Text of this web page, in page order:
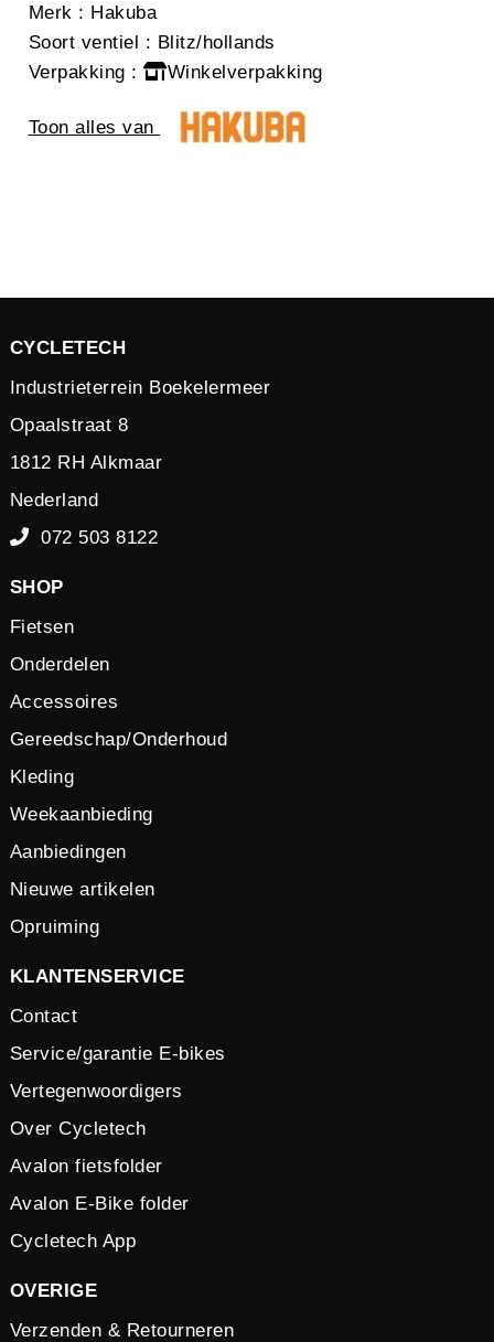
Merk : Hakuba
Soort ventiel : Blitz/hollands
Verpakking : Winkelverpakking
Toon alles van
CYCLETECH
Industrieterrein Boekelermeer
Opaalstraat 8
1812 RH Alkmaar
Nederland
072 503 8122
SHOP
Fietsen
Onderdelen
Accessoires
Gereedschap/Onderhoud
Kleding
Weekaanbieding
Aanbiedingen
Nieuwe artikelen
Opruiming
KLANTENSERVICE
Contact
Service/garantie E-bikes
Vertegenwoordigers
Over Cycletech
Avalon fietsfolder
Avalon E-Bike folder
Cycletech App
OVERIGE
Verzenden & Retourneren